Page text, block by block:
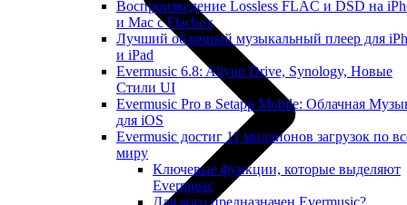
Воспроизведение Lossless FLAC и DSD на
и Mac с Flacbox
Лучший облачный музыкальный плеер для
и iPad
Evermusic 6.8: Aliyun Drive, Synology, Новые
Стили UI
Evermusic Pro в Setapp Mobile: Облачная
для iOS
Evermusic достиг 11 миллионов загрузок по
миру
Ключевые функции, которые выделяют
Evermusic
Для кого предназначен Evermusic?